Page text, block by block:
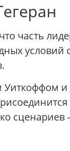
часть
условий